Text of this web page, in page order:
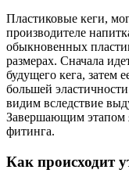
Пластиковые кеги,
производителе
обыкновенных
размерах. Сначала
будущего кега, затем
большей
видим вследствие
Завершающим этапом
фитинга.
Как происходит